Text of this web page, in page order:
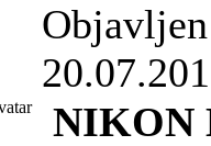
Objavljen
NIKON